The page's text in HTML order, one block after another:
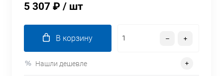
5 307 ₽ / шт
В корзину
Нашли дешевле